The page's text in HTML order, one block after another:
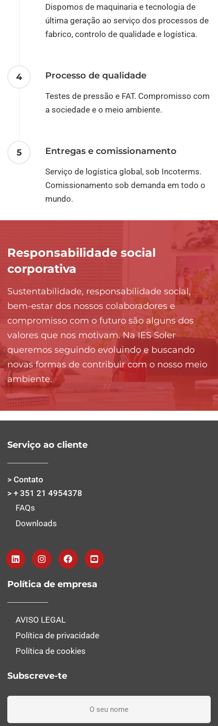
Dispomos de maquinaria e tecnologia de
última geração ao serviço dos processos de
fabrico, controlo de qualidade e logística.
4 Processo de qualidade
Testes de pressão e FAT. Compromisso com
a sociedade e o meio ambiente.
5 Entregas e comissionamento
Serviço de logística global, sob Incoterms.
Comissionamento sob demanda em todo o
mundo.
Responsabilidade social
corporativa
Sustentabilidade, responsabilidade social,
bem-estar dos nossos colaboradores e
compromisso com o futuro são alguns dos
valores que nos motivam. Na IES Soler
queremos seguindo evoluindo e buscando
novas formas de contribuir com o nosso meio
ambiente.
Serviço ao cliente
> Contato
> + 351 21 4954378
FAQs
Downloads
Política de empresa
AVISO LEGAL
Política de privacidade
Política de cookies
Subscreve-te